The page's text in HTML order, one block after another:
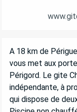
A 18 km de
vous met aux
Périgord. Le gite
indépendante, à
qui dispose de